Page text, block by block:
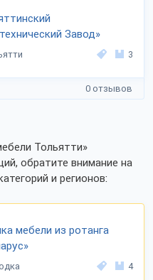
Завод»
3
0 отзывов
Тольятти»
обратите внимание на
и регионов:
мебели из ротанга
4